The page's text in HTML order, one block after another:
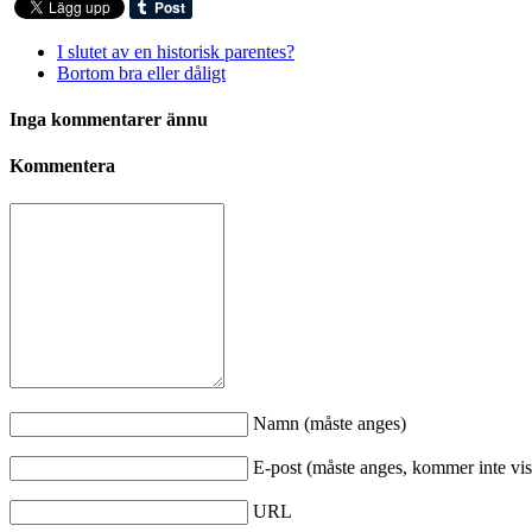
I slutet av en historisk parentes?
Bortom bra eller dåligt
Inga kommentarer ännu
Kommentera
Namn (måste anges)
E-post (måste anges, kommer inte
URL